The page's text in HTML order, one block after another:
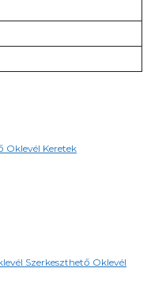
Oklevél Keretek
Szerkeszthető Oklevél